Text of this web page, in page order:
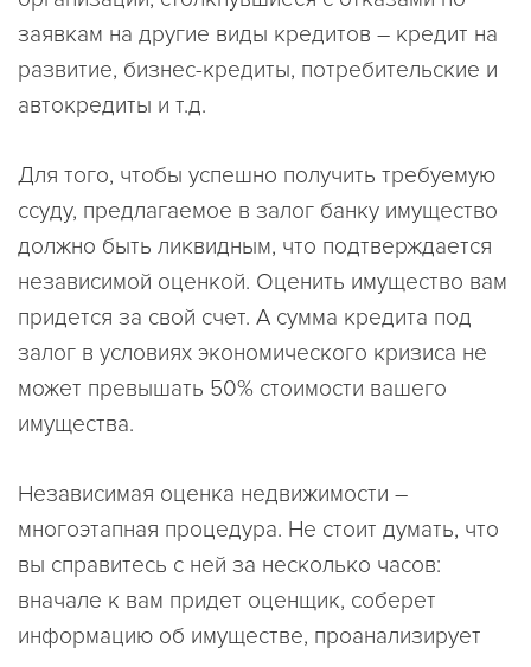
заявкам на другие виды кредитов – кредит на
развитие, бизнес-кредиты, потребительские и
автокредиты и т.д.
Для того, чтобы успешно получить требуемую
ссуду, предлагаемое в залог банку имущество
должно быть ликвидным, что подтверждается
независимой оценкой. Оценить имущество вам
придется за свой счет. А сумма кредита под
залог в условиях экономического кризиса не
может превышать 50% стоимости вашего
имущества.
Независимая оценка недвижимости –
многоэтапная процедура. Не стоит думать, что
вы справитесь с ней за несколько часов:
вначале к вам придет оценщик, соберет
информацию об имуществе, проанализирует